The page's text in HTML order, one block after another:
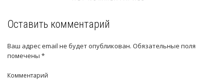
Оставить комментарий
Ваш адрес email не будет опубликован. Обязательные поля
помечены *
Комментарий